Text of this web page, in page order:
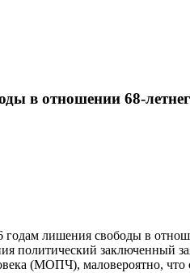
в отношении 68-
лишения свободы в
политический заключенный
(МОПЧ), маловероятно,